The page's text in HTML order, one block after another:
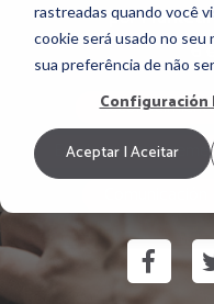
rastreadas quando você
cookie será usado no seu
sua preferência de não
Configuración
Aceptar | Aceitar
por
6
Employee